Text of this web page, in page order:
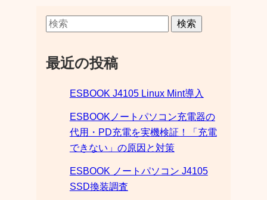
検索
最近の投稿
ESBOOK J4105 Linux Mint導入
ESBOOKノートパソコン充電器の
代用・PD充電を実機検証！「充電
できない」の原因と対策
ESBOOK ノートパソコン J4105
SSD換装調査